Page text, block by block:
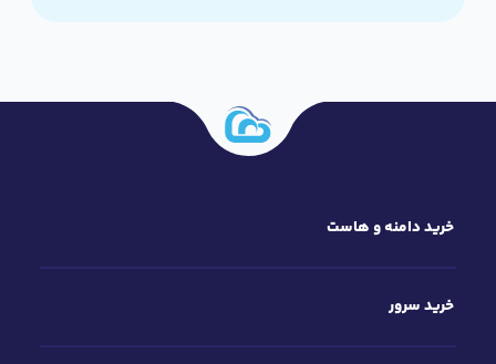
خرید دامنه و هاست
خرید سرور